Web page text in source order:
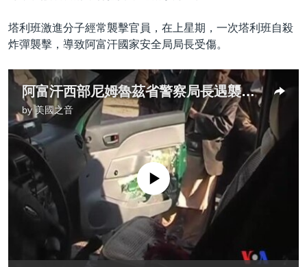
塔利班激進分子經常襲擊官員，在上星期，一次塔利班自殺
炸彈襲擊，導致阿富汗國家安全局局長受傷。
阿富汗西部尼姆魯茲省警察局長遇襲身亡
by美國之音
No media source currently available